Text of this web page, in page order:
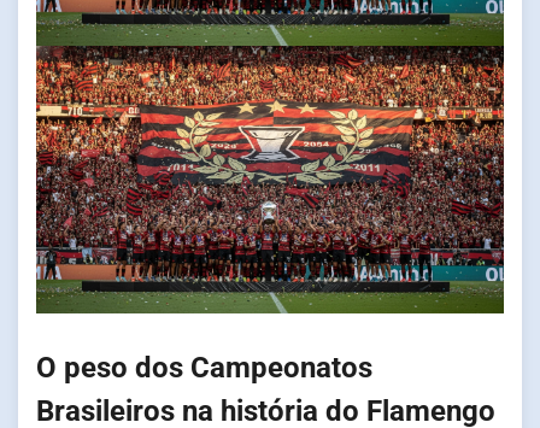
O peso dos Campeonatos
Brasileiros na história do Flamengo